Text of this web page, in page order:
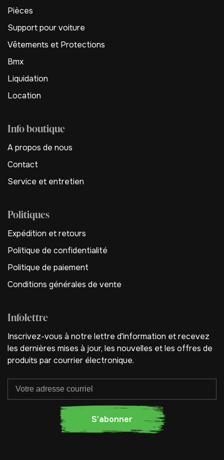
Pièces
Support pour voiture
Vêtements et Protections
Bmx
Liquidation
Location
Info boutique
A propos de nous
Contact
Service et entretien
Politiques
Expédition et retours
Politique de confidentialité
Politique de paiement
Conditions générales de vente
Infolettre
Inscrivez-vous à notre lettre d'information et recevez
les dernières mises à jour, les nouvelles et les offres de
produits par courrier électronique.
S'abonner